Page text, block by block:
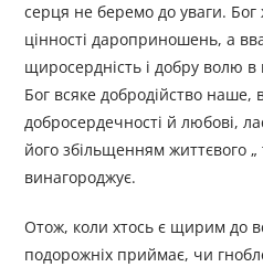
серця не беремо до уваги. Бог
цінності дароприношень, а
щиросердність і добру волю
Бог всяке добродійство наше,
добросердечності й любові,
його збільщенням життєвого
винагороджує.
Отож, коли хтось є щирим до
подорожніх приймає, чи